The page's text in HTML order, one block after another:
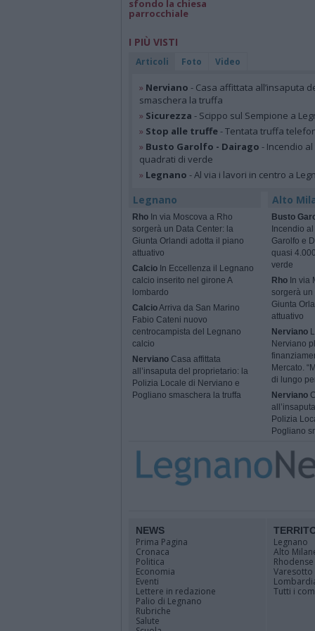
sfondo la chiesa
parrocchiale
I PIÙ VISTI
Articoli Foto Video
» Nerviano - Casa affittata all’insaputa
smaschera la truffa
» Sicurezza - Scippo sul Sempione a
» Stop alle truffe- Tentata truffa
» Busto Garolfo - Dairago - Incendio
quadrati di verde
» Legnano - Al via i lavori in centro a
Legnano
Rho In via Moscova a Rho
sorgerà un Data Center: la
Giunta Orlandi adotta il piano
attuativo
Calcio In Eccellenza il Legnano
calcio inserito nel girone A
lombardo
CalcioArriva da San Marino
Fabio Cateni nuovo
centrocampista del Legnano
calcio
Nerviano Casa affittata
all’insaputa del proprietario: la
Polizia Locale di Nerviano e
Pogliano smaschera la truffa
Alto
Busto
Incendio
Garolfo e
quasi
verde
RhoIn via
sorgerà un
Giunta
attuativo
Nerviano
Nerviano
Mercato.
di lungo
Nerviano
Polizia
Pogliano
NEWS
Prima Pagina
Cronaca
Politica
Economia
Eventi
Lettere in redazione
Palio di Legnano
Rubriche
Salute
Legnano
Alto
Rhodense
Varesotto
Tutti i